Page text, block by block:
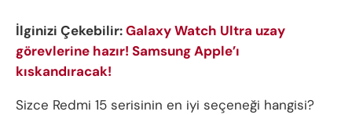
İlginizi Çekebilir:Galaxy Watch Ultra uzay
görevlerine hazır! Samsung Apple’ı
kıskandıracak!
Sizce Redmi 15 serisinin en iyi seçeneği hangisi?